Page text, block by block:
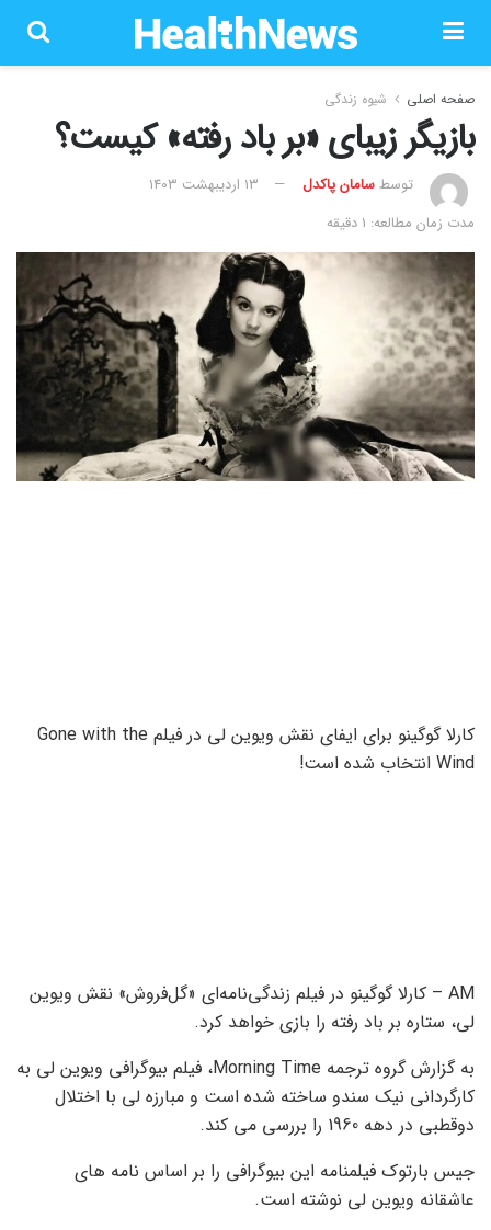
صفحه اصلی شیوه زندگی
بازیگر زیبای «بر باد رفته» کیست؟
توسطسامان پاکدل
۱۳ اردیبهشت ۱۴۰۳
مدت زمان مطالعه: 1 دقیقه
کارلا گوگینو برای ایفای نقش ویوین لی در فیلم Gone with the
Wind انتخاب شده است!
AM – کارلا گوگینو در فیلم زندگی‌نامه‌ای «گل‌فروش» نقش ویوین
لی، ستاره بر باد رفته را بازی خواهد کرد.
به گزارش گروه ترجمه Morning Time، فیلم بیوگرافی ویوین لی به
کارگردانی نیک سندو ساخته شده است و مبارزه لی با اختلال
دوقطبی در دهه 1960 را بررسی می کند.
جیس بارتوک فیلمنامه این بیوگرافی را بر اساس نامه های
عاشقانه ویوین لی نوشته است.